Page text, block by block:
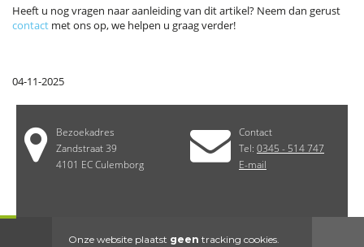
Heeft u nog vragen naar aanleiding van dit artikel? Neem dan gerust
contact met ons op, we helpen u graag verder!
04-11-2025
Bezoekadres
Zandstraat 39
4101 EC Culemborg
Contact
Tel: 0345 - 514 747
E-mail
Onze website plaatst geen tracking cookies.